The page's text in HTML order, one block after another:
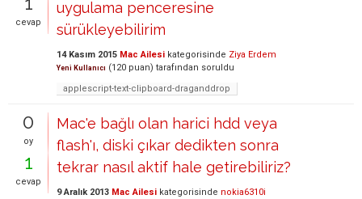
cevap
uygulama penceresine
sürükleyebilirim
14 Kasım 2015 Mac Ailesi kategorisinde Ziya Erdem
Yeni Kullanıcı (120 puan) tarafından soruldu
applescript-text-clipboard-draganddrop
0
oy
1
cevap
Mac'e bağlı olan harici hdd veya
flash'ı, diski çıkar dedikten sonra
tekrar nasıl aktif hale getirebiliriz?
9 Aralık 2013 Mac Ailesi kategorisinde nokia6310i